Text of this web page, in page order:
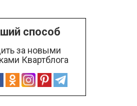
способ
за новыми
Квартблога